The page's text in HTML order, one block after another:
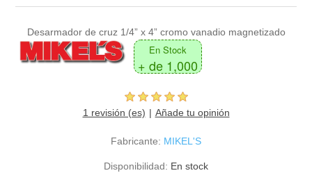
Desarmador de cruz 1/4” x 4” cromo vanadio magnetizado
En Stock
+ de 1,000
1 revisión (es) Añade tu opinión
Fabricante: MIKEL'S
Disponibilidad: En stock